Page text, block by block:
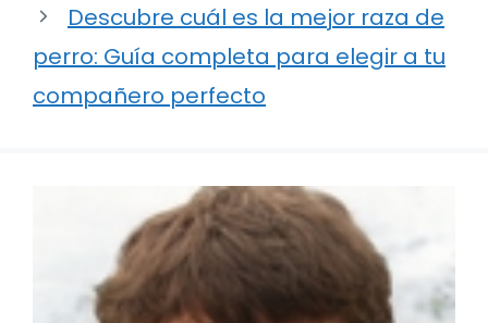
Descubre cuál es la mejor raza de
perro: Guía completa para elegir a tu
compañero perfecto